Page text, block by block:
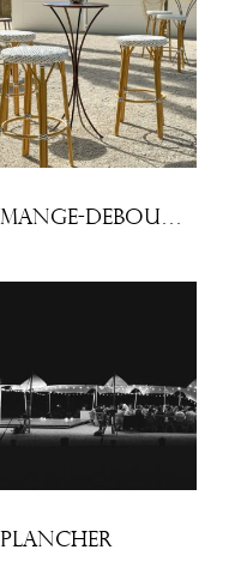
Mange-debout fer forgé
Plancher